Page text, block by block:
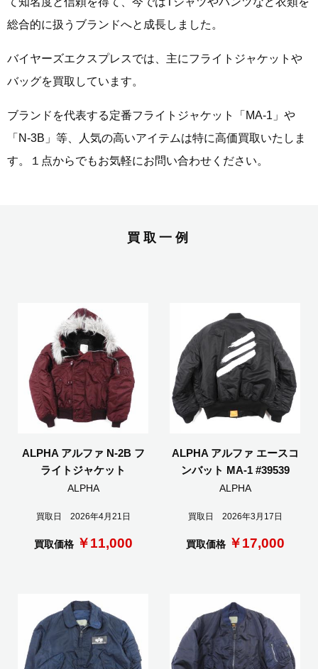
総合的に扱うブランドへと成長しました。
バイヤーズエクスプレスでは、主にフライトジャケットや
バッグを買取しています。
ブランドを代表する定番フライトジャケット「MA-1」や
「N-3B」等、人気の高いアイテムは特に高価買取いたしま
す。１点からでもお気軽にお問い合わせください。
買取一例
ALPHA アルファ N-2B フ
ライトジャケット
ALPHA
買取日 2026年4月21日
買取価格 ￥11,000
ALPHA アルファ エースコ
ンバット MA-1 #39539
ALPHA
買取日 2026年3月17日
買取価格 ￥17,000